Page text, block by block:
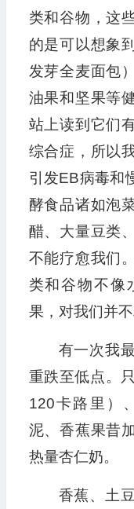
类和谷物，这
的是可以想象
发芽全麦面包
油果和坚果等
站上读到它们
综合症，所以
引发EB病毒和
酵食品诸如泡
醋、大量豆类
不能疗愈我们
类和谷物不像
果，对我们并不
有一次我
重跌至低点。
120卡路里）
泥、香蕉果昔
热量杏仁奶。
香蕉、土